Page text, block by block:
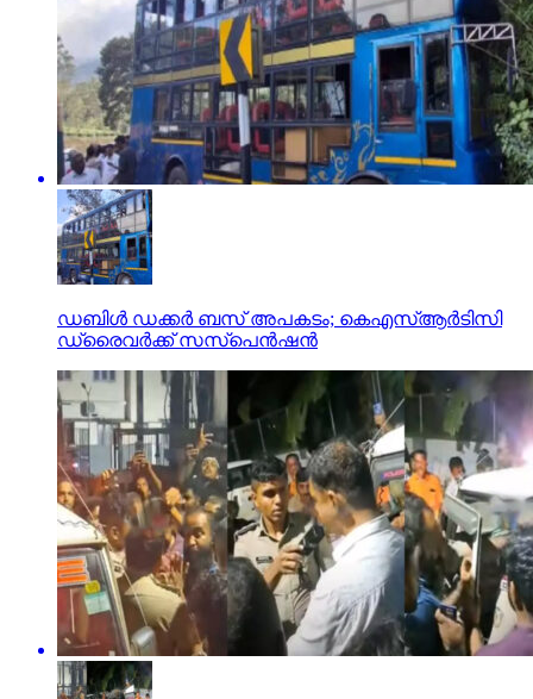
ഡബിള്‍ ഡക്കര്‍ ബസ് അപകടം; കെഎസ്ആര്‍ടിസി
ഡ്രൈവര്‍ക്ക് സസ്‌പെന്‍ഷന്‍